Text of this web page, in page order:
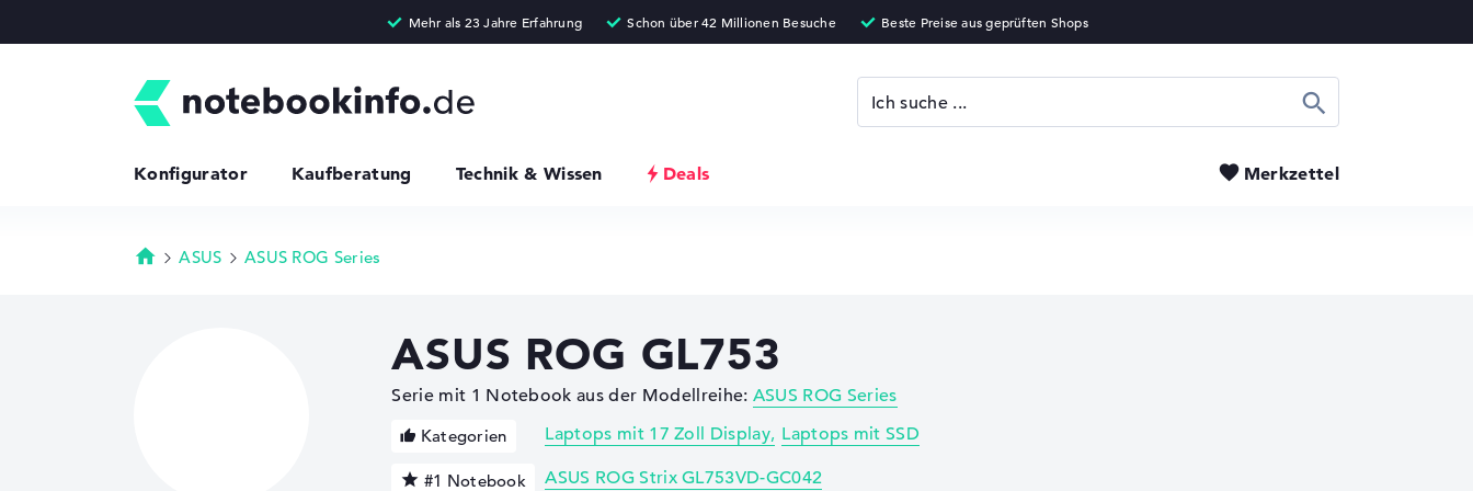
Konfigurator Kaufberatung Technik & Wissen Deals Merkzettel
Startseite
ASUS ASUS ROG Series
ASUS ROG GL753
Serie mit 1 Notebook aus der Modellreihe: ASUS ROG Series
Kategorien Laptops mit 17 Zoll Display Laptops mit SSD
#1 Notebook ASUS ROG Strix GL753VD-GC042